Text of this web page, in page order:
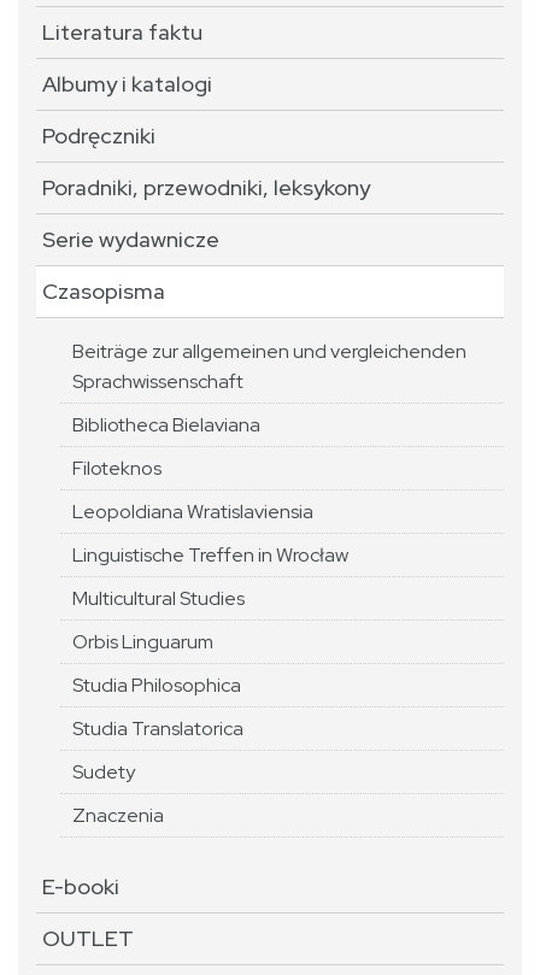
Literatura faktu
Albumy i katalogi
Podręczniki
Poradniki, przewodniki, leksykony
Serie wydawnicze
Czasopisma
Beiträge zur allgemeinen und vergleichenden
Sprachwissenschaft
Bibliotheca Bielaviana
Filoteknos
Leopoldiana Wratislaviensia
Linguistische Treffen in Wrocław
Multicultural Studies
Orbis Linguarum
Studia Philosophica
Studia Translatorica
Sudety
Znaczenia
E-booki
OUTLET